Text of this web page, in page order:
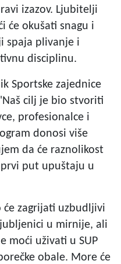
izazov. Ljubitelji
će okušati snagu i
spaja plivanje i
disciplinu.
Sportske zajednice
cilj je bio stvoriti
profesionalce i
donosi više
da će raznolikost
put upuštaju u
zagrijati uzbudljivi
u mirnije, ali
moći uživati u SUP
obale. More će